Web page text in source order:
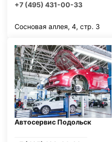
+7 (495) 431-00-33
Сосновая аллея, 4, стр. 3
Автосервис Подольск